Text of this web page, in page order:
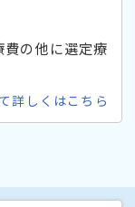
の他に選定療
詳しくはこちら